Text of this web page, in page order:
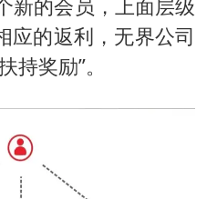
新的会员，上面层级
应的返利，无界公司
持奖励”。